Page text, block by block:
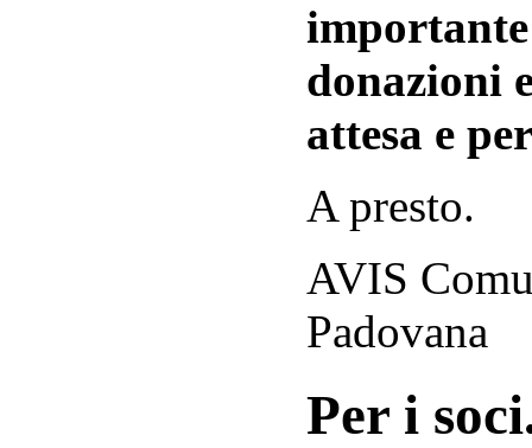
donazioni
attesa e
A presto.
AVIS
Padovana
Per i